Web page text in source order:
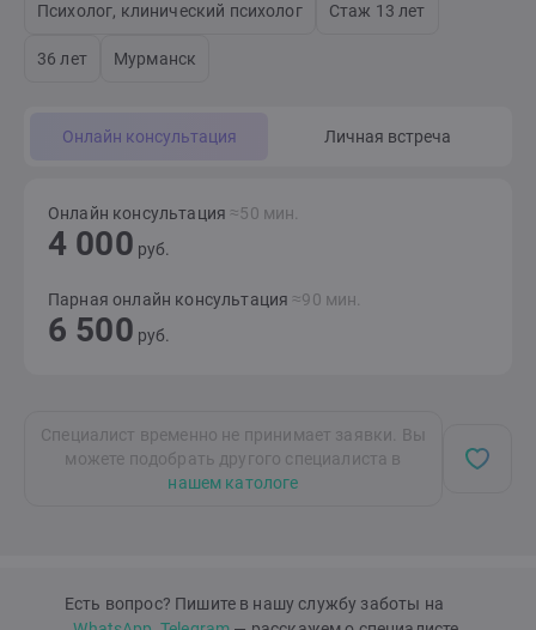
Психолог, клинический психолог Стаж 13 лет
36 лет Мурманск
Онлайн консультация Личная встреча
Онлайн консультация ≈50 мин.
4 000 руб.
Парная онлайн консультация ≈90 мин.
6 500 руб.
Специалист временно не принимает заявки. Вы
можете подобрать другого специалиста в
нашем катологе
Есть вопрос? Пишите в нашу службу заботы на